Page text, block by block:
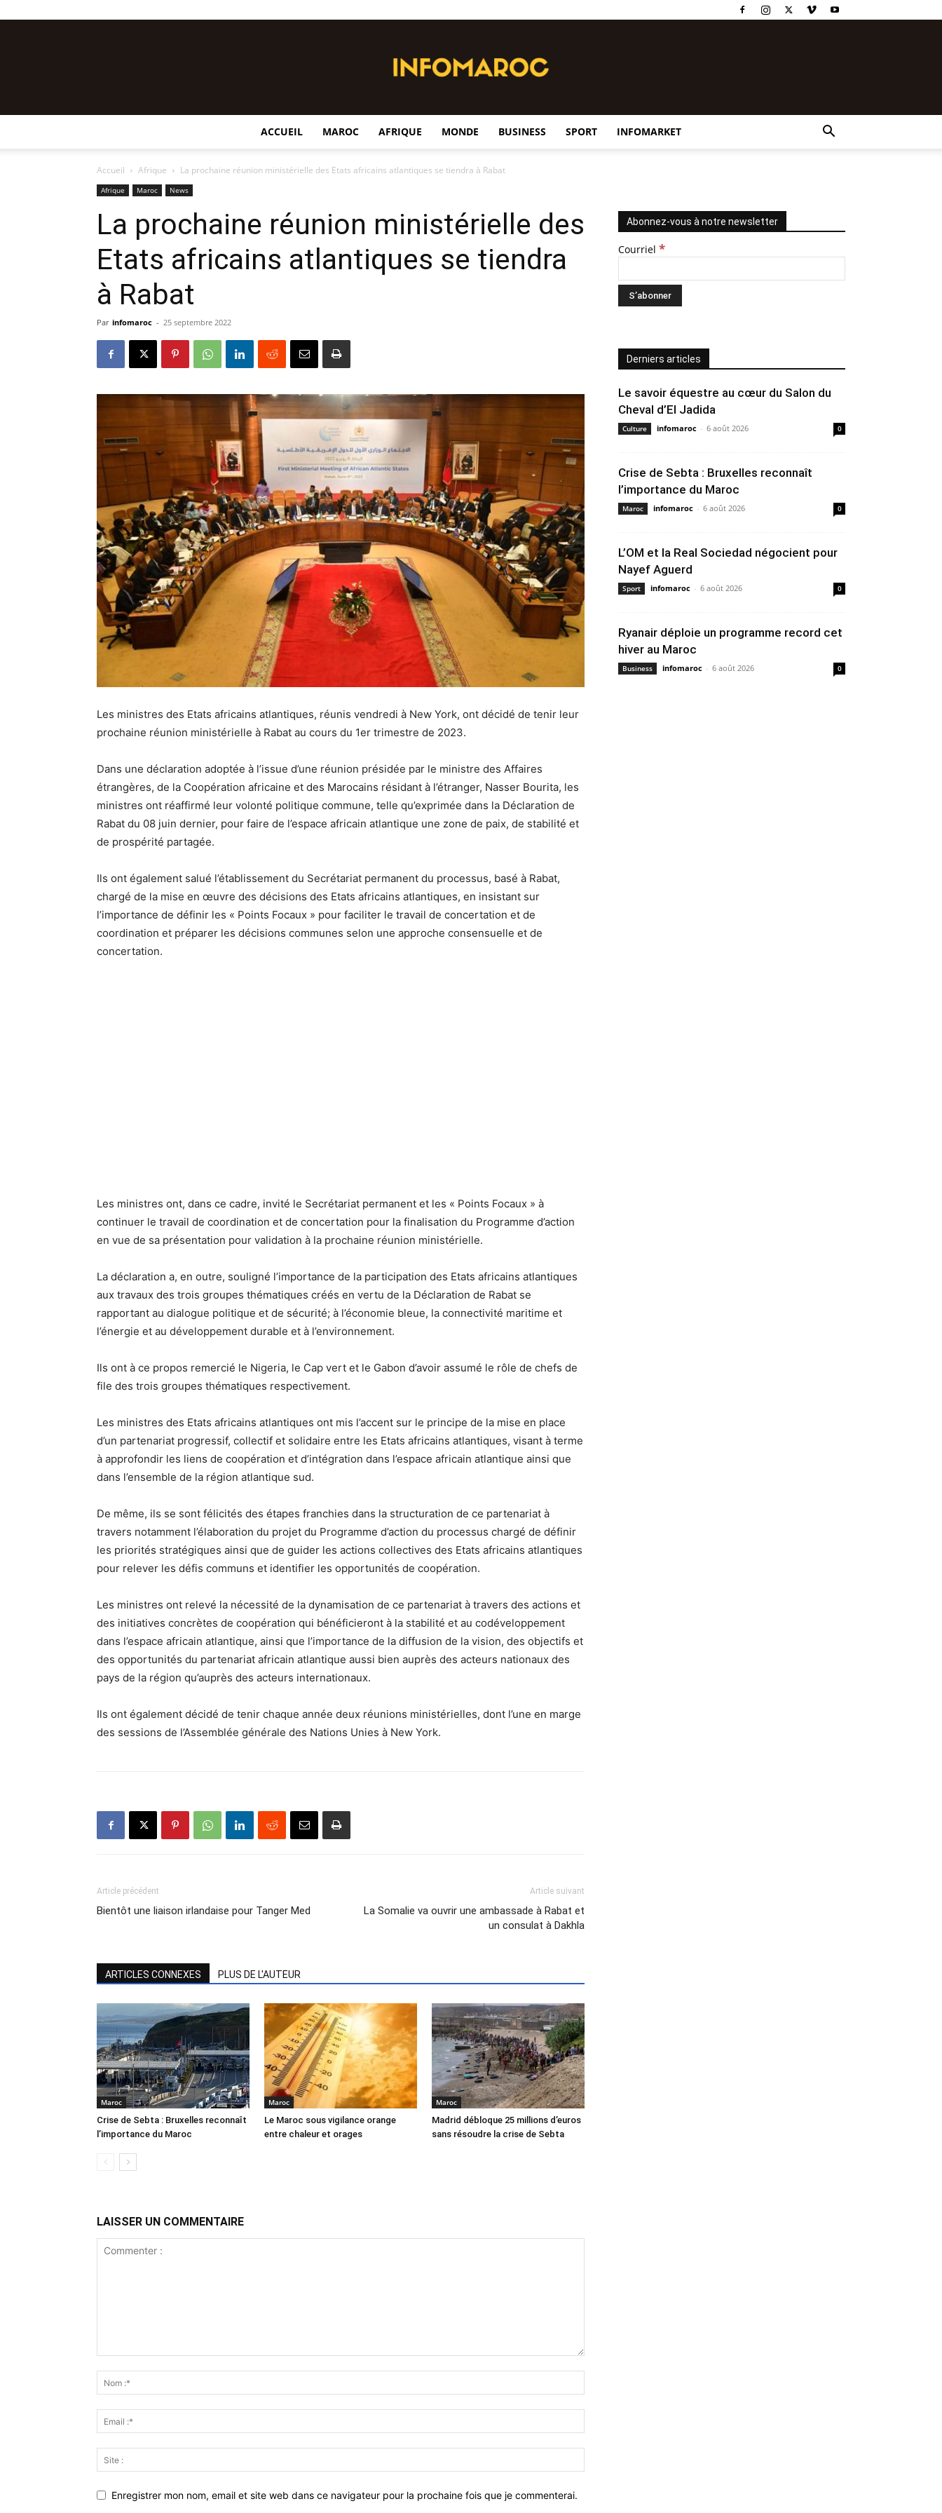
ACCUEIL MAROC AFRIQUE MONDE BUSINESS SPORT INFOMARKET
Accueil Afrique La prochaine réunion ministérielle des Etats africains atlantiques se tiendra à Rabat
Afrique Maroc News
La prochaine réunion ministérielle des
Etats africains atlantiques se tiendra
à Rabat
Par infomaroc - 25 septembre 2022
Les ministres des Etats africains atlantiques, réunis vendredi à New York, ont décidé de tenir leur
prochaine réunion ministérielle à Rabat au cours du 1er trimestre de 2023.
Dans une déclaration adoptée à l’issue d’une réunion présidée par le ministre des Affaires
étrangères, de la Coopération africaine et des Marocains résidant à l’étranger, Nasser Bourita, les
ministres ont réaffirmé leur volonté politique commune, telle qu’exprimée dans la Déclaration de
Rabat du 08 juin dernier, pour faire de l’espace africain atlantique une zone de paix, de stabilité et
de prospérité partagée.
Ils ont également salué l’établissement du Secrétariat permanent du processus, basé à Rabat,
chargé de la mise en œuvre des décisions des Etats africains atlantiques, en insistant sur
l’importance de définir les « Points Focaux » pour faciliter le travail de concertation et de
coordination et préparer les décisions communes selon une approche consensuelle et de
concertation.
Les ministres ont, dans ce cadre, invité le Secrétariat permanent et les « Points Focaux » à
continuer le travail de coordination et de concertation pour la finalisation du Programme d’action
en vue de sa présentation pour validation à la prochaine réunion ministérielle.
La déclaration a, en outre, souligné l’importance de la participation des Etats africains atlantiques
aux travaux des trois groupes thématiques créés en vertu de la Déclaration de Rabat se
rapportant au dialogue politique et de sécurité; à l’économie bleue, la connectivité maritime et
l’énergie et au développement durable et à l’environnement.
Ils ont à ce propos remercié le Nigeria, le Cap vert et le Gabon d’avoir assumé le rôle de chefs de
file des trois groupes thématiques respectivement.
Les ministres des Etats africains atlantiques ont mis l’accent sur le principe de la mise en place
d’un partenariat progressif, collectif et solidaire entre les Etats africains atlantiques, visant à terme
à approfondir les liens de coopération et d’intégration dans l’espace africain atlantique ainsi que
dans l’ensemble de la région atlantique sud.
De même, ils se sont félicités des étapes franchies dans la structuration de ce partenariat à
travers notamment l’élaboration du projet du Programme d’action du processus chargé de définir
les priorités stratégiques ainsi que de guider les actions collectives des Etats africains atlantiques
pour relever les défis communs et identifier les opportunités de coopération.
Les ministres ont relevé la nécessité de la dynamisation de ce partenariat à travers des actions et
des initiatives concrètes de coopération qui bénéficieront à la stabilité et au codéveloppement
dans l’espace africain atlantique, ainsi que l’importance de la diffusion de la vision, des objectifs et
des opportunités du partenariat africain atlantique aussi bien auprès des acteurs nationaux des
pays de la région qu’auprès des acteurs internationaux.
Ils ont également décidé de tenir chaque année deux réunions ministérielles, dont l’une en marge
des sessions de l’Assemblée générale des Nations Unies à New York.
Article précédent
Bientôt une liaison irlandaise pour Tanger Med
Article suivant
La Somalie va ouvrir une ambassade à Rabat et
un consulat à Dakhla
ARTICLES CONNEXES PLUS DE L'AUTEUR
Maroc
Crise de Sebta : Bruxelles reconnaît
l’importance du Maroc
Maroc
Le Maroc sous vigilance orange
entre chaleur et orages
Maroc
Madrid débloque 25 millions d’euros
sans résoudre la crise de Sebta
LAISSER UN COMMENTAIRE
Enregistrer mon nom, email et site web dans ce navigateur pour la prochaine fois que je commenterai.
Abonnez-vous à notre newsletter
Courriel *
Derniers articles
Le savoir équestre au cœur du Salon du
Cheval d’El Jadida
Culture infomaroc - 6 août 2026 0
Crise de Sebta : Bruxelles reconnaît
l’importance du Maroc
Maroc infomaroc - 6 août 2026 0
L’OM et la Real Sociedad négocient pour
Nayef Aguerd
Sport infomaroc - 6 août 2026 0
Ryanair déploie un programme record cet
hiver au Maroc
Business infomaroc - 6 août 2026 0